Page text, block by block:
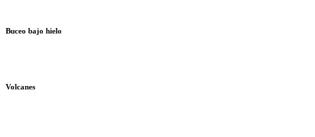
Buceo bajo hielo
Volcanes